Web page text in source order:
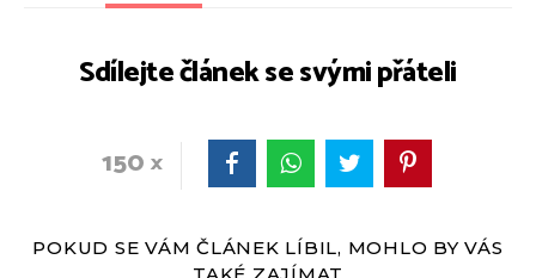
Sdílejte článek se svými přáteli
150
POKUD SE VÁM ČLÁNEK LÍBIL, MOHLO BY VÁS